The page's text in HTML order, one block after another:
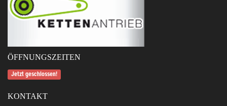
ÖFFNUNGSZEITEN
Jetzt geschlossen!
KONTAKT